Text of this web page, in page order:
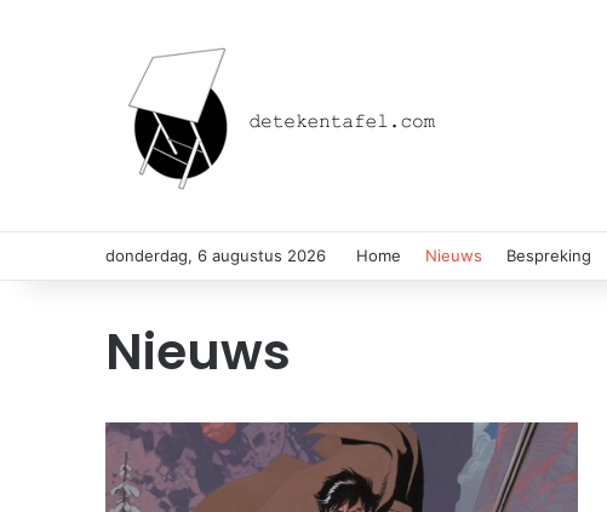
donderdag, 6 augustus 2026 Home Nieuws Bespreking
Nieuws